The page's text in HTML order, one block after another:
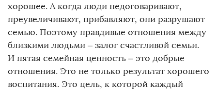
хорошее. А когда люди недоговаривают,
преувеличивают, прибавляют, они разрушают
семью. Поэтому правдивые отношения между
близкими людьми – залог счастливой семьи.
И пятая семейная ценность – это добрые
отношения. Это не только результат хорошего
воспитания. Это цель, к которой каждый